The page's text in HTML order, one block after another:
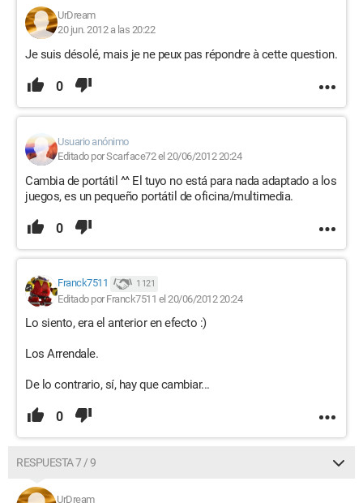
UrDream
20 jun. 2012 a las 20:22
Je suis désolé, mais je ne peux pas répondre à cette question.
0
Usuario anónimo
Editado por Scarface72 el 20/06/2012 20:24
Cambia de portátil ^^ El tuyo no está para nada adaptado a los
juegos, es un pequeño portátil de oficina/multimedia.
0
Franck7511 1 121
Editado por Franck7511 el 20/06/2012 20:24
Lo siento, era el anterior en efecto :)
Los Arrendale.
De lo contrario, sí, hay que cambiar...
0
RESPUESTA 7 / 9
UrDream